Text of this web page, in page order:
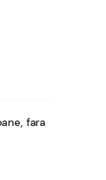
fara